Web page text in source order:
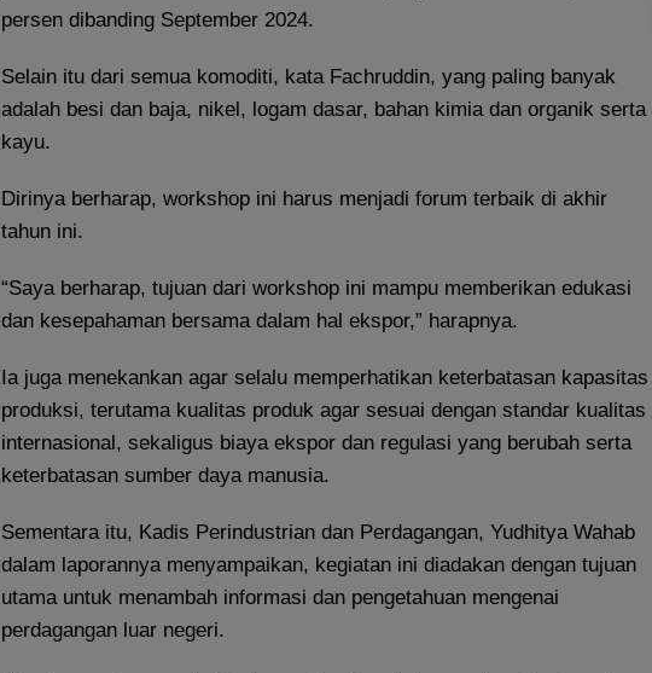
persen dibanding September 2024.
Selain itu dari semua komoditi, kata Fachruddin, yang paling banyak
adalah besi dan baja, nikel, logam dasar, bahan kimia dan organik serta
kayu.
Dirinya berharap, workshop ini harus menjadi forum terbaik di akhir
tahun ini.
“Saya berharap, tujuan dari workshop ini mampu memberikan edukasi
dan kesepahaman bersama dalam hal ekspor,” harapnya.
Ia juga menekankan agar selalu memperhatikan keterbatasan kapasitas
produksi, terutama kualitas produk agar sesuai dengan standar kualitas
internasional, sekaligus biaya ekspor dan regulasi yang berubah serta
keterbatasan sumber daya manusia.
Sementara itu, Kadis Perindustrian dan Perdagangan, Yudhitya Wahab
dalam laporannya menyampaikan, kegiatan ini diadakan dengan tujuan
utama untuk menambah informasi dan pengetahuan mengenai
perdagangan luar negeri.